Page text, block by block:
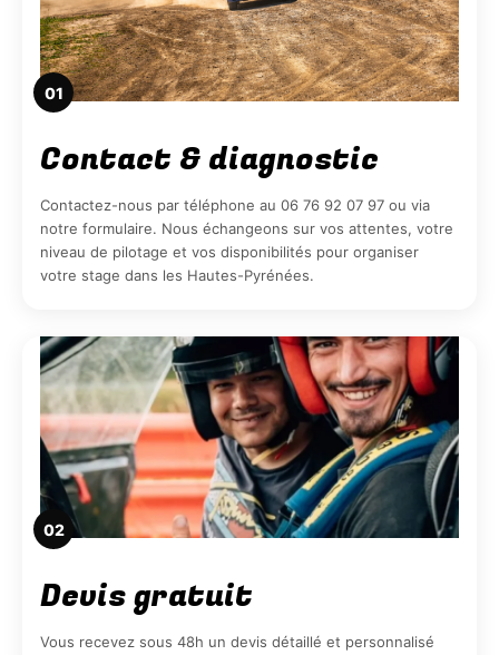
01
Contact & diagnostic
Contactez-nous par téléphone au 06 76 92 07 97 ou via
notre formulaire. Nous échangeons sur vos attentes, votre
niveau de pilotage et vos disponibilités pour organiser
votre stage dans les Hautes-Pyrénées.
02
Devis gratuit
Vous recevez sous 48h un devis détaillé et personnalisé